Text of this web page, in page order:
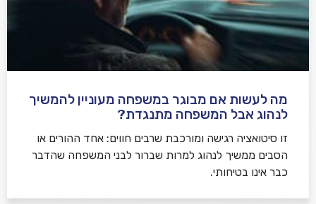
מה לעשות אם מבוגר במשפחה מעוניין להמשיך
לנהוג אבל המשפחה מתנגדת?
זו סיטואציה רגישה ומורכבת שרבים חווים: אחד ההורים או
הסבים ממשיך לנהוג למרות שברור לבני המשפחה שהדבר
כבר אינו בטיחותי.